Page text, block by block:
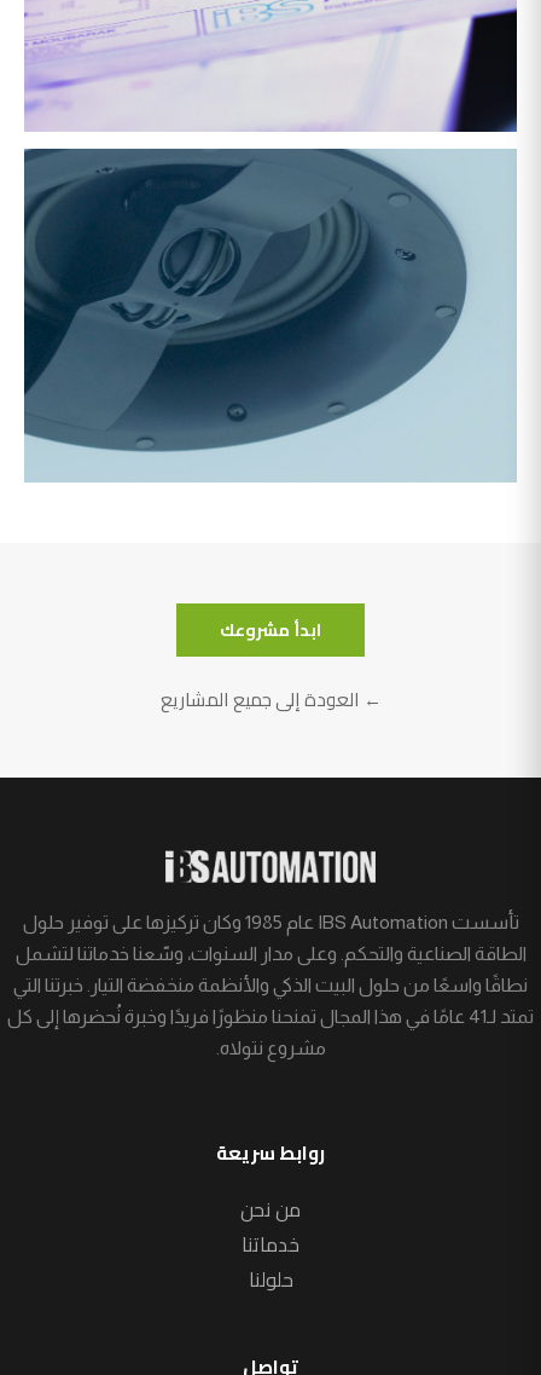
ديز للحلويات
ابدأ مشروعك
← العودة إلى جميع المشاريع
تأسست IBS Automation عام 1985 وكان تركيزها على توفير حلول
الطاقة الصناعية والتحكم. وعلى مدار السنوات، وسّعنا خدماتنا لتشمل
نطاقًا واسعًا من حلول البيت الذكي والأنظمة منخفضة التيار. خبرتنا التي
تمتد لـ41 عامًا في هذا المجال تمنحنا منظورًا فريدًا وخبرة نُحضرها إلى كل
مشروع نتولاه.
روابط سريعة
من نحن
خدماتنا
حلولنا
تواصل